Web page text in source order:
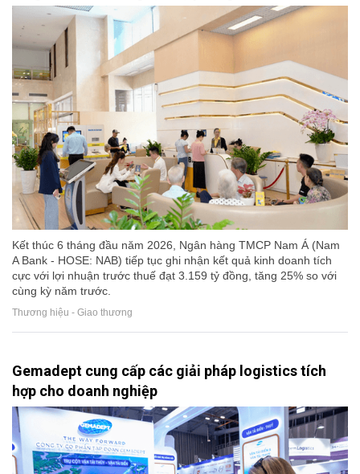
Kết thúc 6 tháng đầu năm 2026, Ngân hàng TMCP Nam Á (Nam
A Bank - HOSE: NAB) tiếp tục ghi nhận kết quả kinh doanh tích
cực với lợi nhuận trước thuế đạt 3.159 tỷ đồng, tăng 25% so với
cùng kỳ năm trước.
Thương hiệu - Giao thương
Gemadept cung cấp các giải pháp logistics tích
hợp cho doanh nghiệp